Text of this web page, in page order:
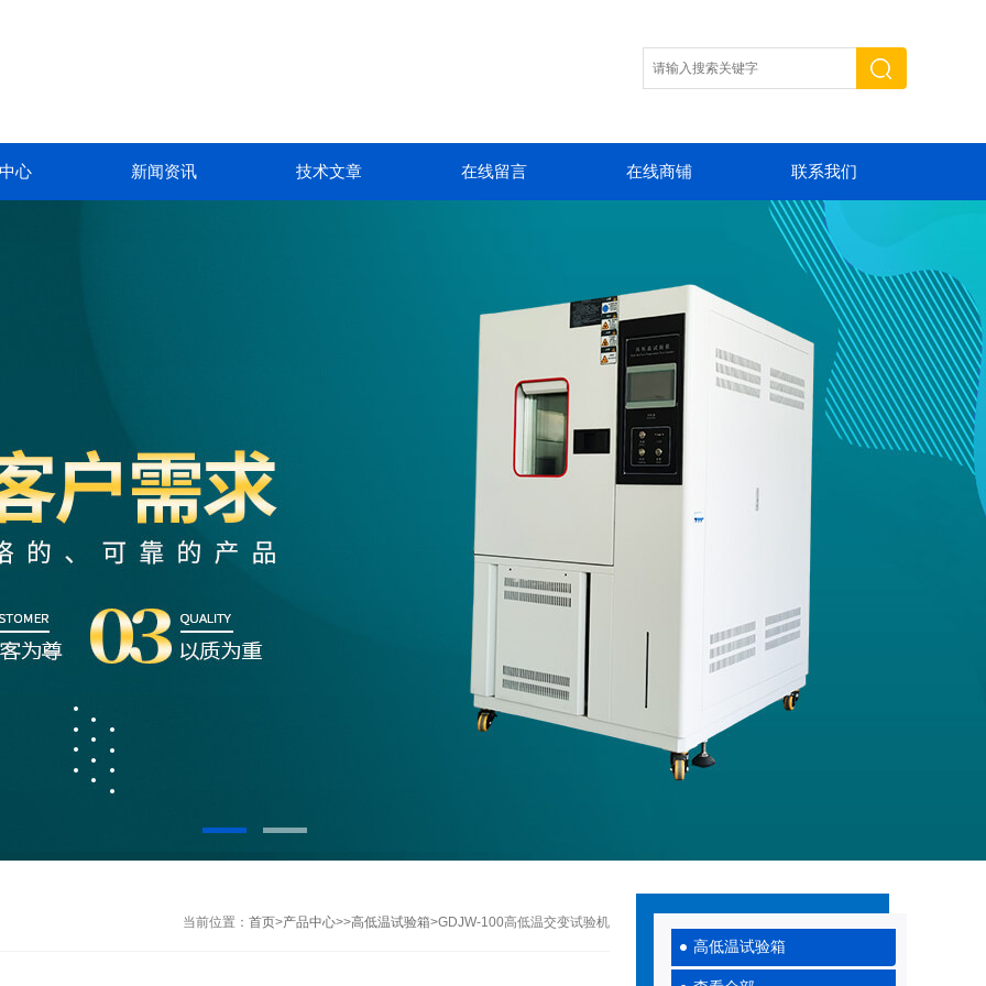
心 新闻资讯 技术文章 在线留言 在线商铺 联系我们
高低温试验箱
当前位置： 首页>产品中心>>高低温试验箱>GDJW-100高低温交变试验机